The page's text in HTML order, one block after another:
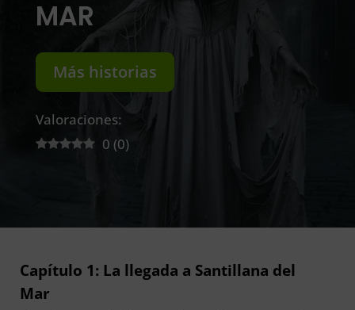
MAR
Más historias
Valoraciones:
0 (0)
Capítulo 1: La llegada a Santillana del
Mar